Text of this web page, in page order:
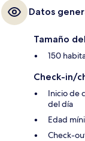
Datos
Tamaño
150
Check-in/
Inicio de
del día
Edad
Check-